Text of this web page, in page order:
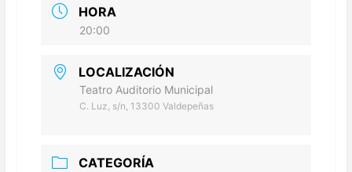
HORA
20:00
LOCALIZACIÓN
Teatro Auditorio Municipal
C. Luz, s/n, 13300 Valdepeñas
CATEGORÍA